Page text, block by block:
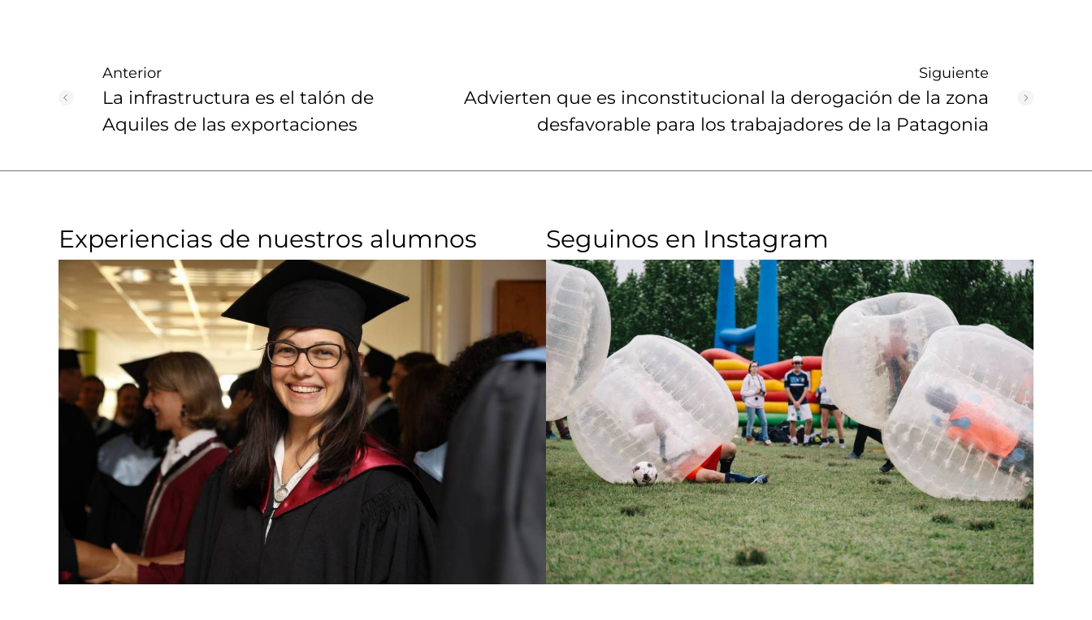
Anterior
La infrastructura es el talón de
Aquiles de las exportaciones
Siguiente
Advierten que es inconstitucional la derogación de la zona
desfavorable para los trabajadores de la Patagonia
Experiencias de nuestros alumnos​ Seguinos en Instagram